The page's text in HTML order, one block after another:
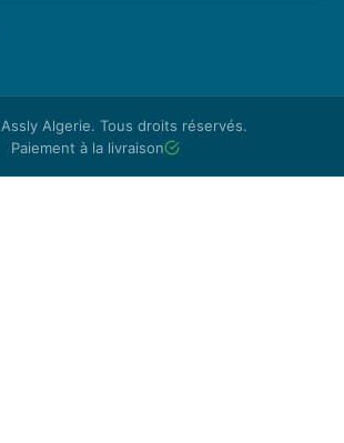
Assly Algerie. Tous droits réservés.
Paiement à la livraison